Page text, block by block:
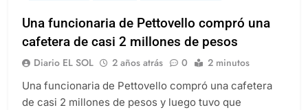
Una funcionaria de Pettovello compró una
cafetera de casi 2 millones de pesos
Diario EL SOL 2 años atrás 0 2 minutos
Una funcionaria de Pettovello compró una cafetera
de casi 2 millones de pesos y luego tuvo que